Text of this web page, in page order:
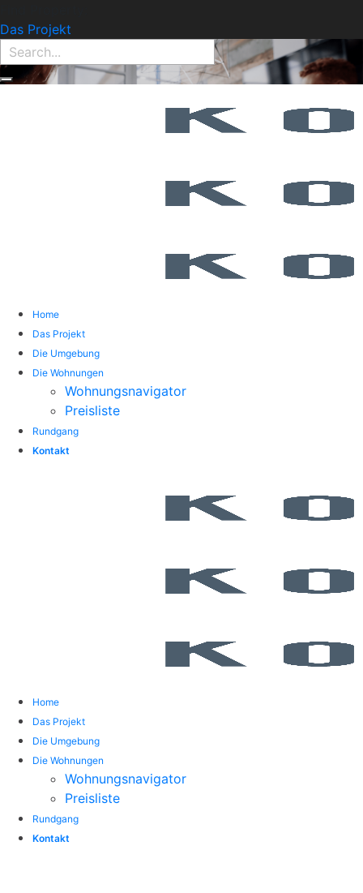
Das Projekt
Home
Das Projekt
Die Umgebung
Die Wohnungen
Wohnungsnavigator
Preisliste
Rundgang
Kontakt
Home
Das Projekt
Die Umgebung
Die Wohnungen
Wohnungsnavigator
Preisliste
Rundgang
Kontakt